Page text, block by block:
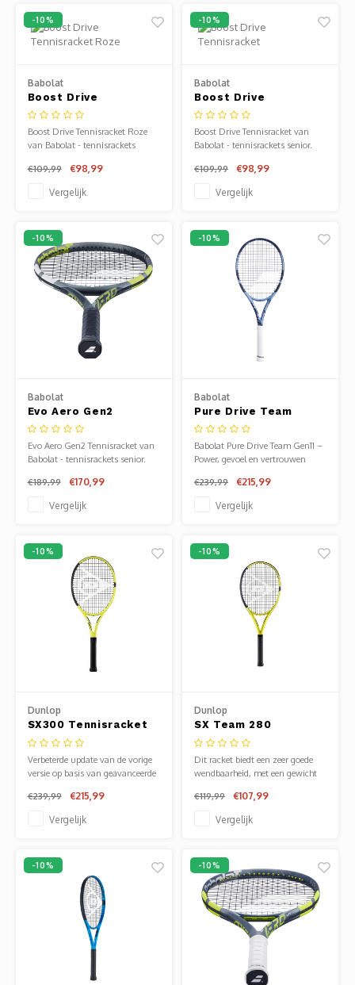
-10%
Babolat
Boost Drive
Tennisracket Roze
Boost Drive Tennisracket Roze
van Babolat - tennisrackets
Baarn.
€109,99 €98,99
Vergelijk
-10%
Babolat
Boost Drive
Tennisracket
Boost Drive Tennisracket van
Babolat - tennisrackets senior.
€109,99
€98,99
Vergelijk
-10%
Babolat
Evo Aero Gen2
Tennisracket
Evo Aero Gen2 Tennisracket van
Babolat - tennisrackets senior.
€189,99
€170,99
Vergelijk
-10%
Babolat
Pure Drive Team
Gen11 Tennisracket
Babolat Pure Drive Team Gen11 –
Power, gevoel en vertrouwen
€239,99
€215,99
Vergelijk
-10%
Dunlop
SX300 Tennisracket
Verbeterde update van de vorige
versie op basis van geavanceerde
comfort en de spin-niveaus
verbeteren.
€239,99 €215,99
Vergelijk
-10%
Dunlop
SX Team 280
Tennisracket
Dit racket biedt een zeer goede
wendbaarheid, met een gewicht
AEROSKIN-technologie. Geweldig
voor spelers die met controle en
spin willen spelen.
€119,99 €107,99
Vergelijk
-10% -10%